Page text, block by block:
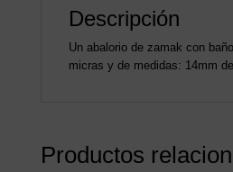
Descripción
Un abalorio de zamak con
micras y de medidas: 14mm
Productos